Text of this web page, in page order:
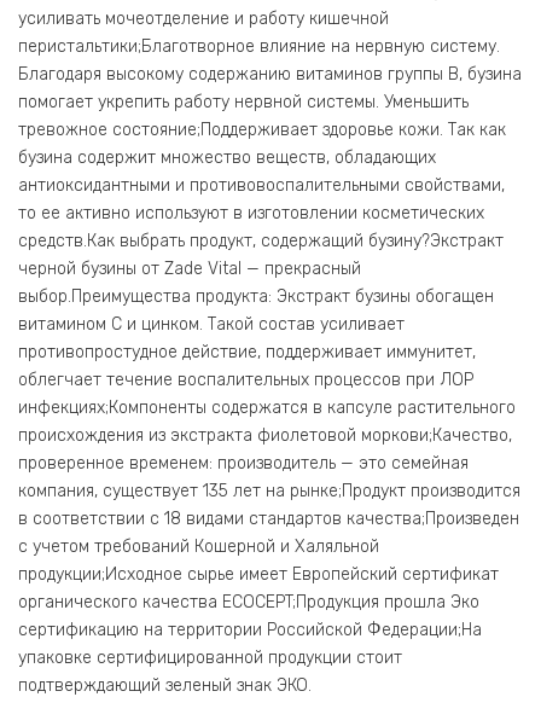
усиливать мочеотделение и работу кишечной
перистальтики;Благотворное влияние на нервную систему.
Благодаря высокому содержанию витаминов группы В, бузина
помогает укрепить работу нервной системы. Уменьшить
тревожное состояние;Поддерживает здоровье кожи. Так как
бузина содержит множество веществ, обладающих
антиоксидантными и противовоспалительными свойствами,
то ее активно используют в изготовлении косметических
средств.Как выбрать продукт, содержащий бузину?Экстракт
черной бузины от Zade Vital — прекрасный
выбор.Преимущества продукта: Экстракт бузины обогащен
витамином С и цинком. Такой состав усиливает
противопростудное действие, поддерживает иммунитет,
облегчает течение воспалительных процессов при ЛОР
инфекциях;Компоненты содержатся в капсуле растительного
происхождения из экстракта фиолетовой моркови;Качество,
проверенное временем: производитель — это семейная
компания, существует 135 лет на рынке;Продукт производится
в соответствии с 18 видами стандартов качества;Произведен
с учетом требований Кошерной и Халяльной
продукции;Исходное сырье имеет Европейский сертификат
органического качества ECOCEPT;Продукция прошла Эко
сертификацию на территории Российской Федерации;На
упаковке сертифицированной продукции стоит
подтверждающий зеленый знак ЭКО.